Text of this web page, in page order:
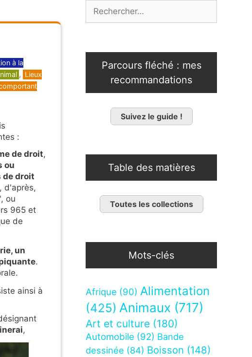
à la
, Lieux
:
de droit,
ou
de droit
d'après,
ou
965 et
de
un
.
ainsi à
,
Parcours fléché : mes
recommandations
Suivez le guide !
Table des matières
Toutes les collections
Mots-clés
Afrique (90) Alimentation
(425) Animaux (717)
Art et culture (180)
Automobile (92) Bande
dessinée (84) Boisson (148)